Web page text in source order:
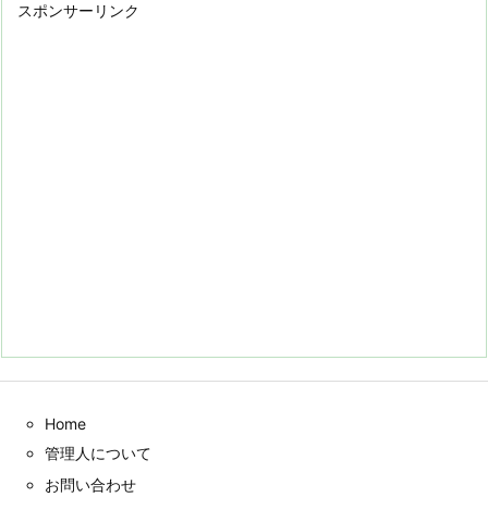
スポンサーリンク
Home
管理人について
お問い合わせ